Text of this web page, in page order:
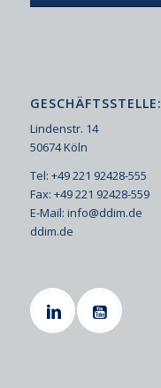
GESCHÄFTSSTELLE:
Lindenstr. 14
50674 Köln
Tel: +49 221 92428-555
Fax: +49 221 92428-559
E-Mail: info@ddim.de
ddim.de